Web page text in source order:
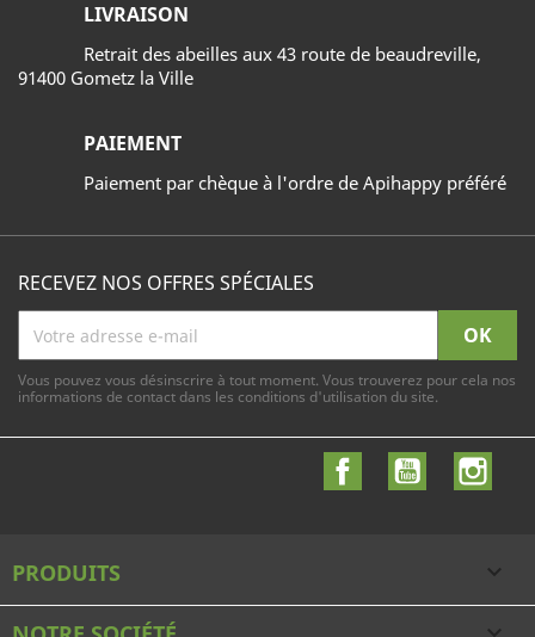
LIVRAISON
Retrait des abeilles aux 43 route de beaudreville,
91400 Gometz la Ville
PAIEMENT
Paiement par chèque à l'ordre de Apihappy préféré
RECEVEZ NOS OFFRES SPÉCIALES
Vous pouvez vous désinscrire à tout moment. Vous trouverez pour cela nos
informations de contact dans les conditions d'utilisation du site.
FacebookYouTube
PRODUITS 